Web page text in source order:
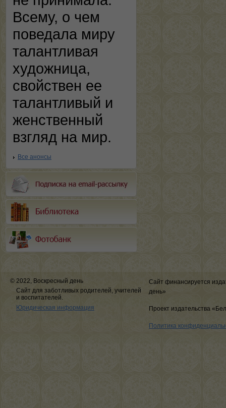
Всему, о чем
поведала миру
талантливая
художница,
свойствен ее
талантливый и
женственный
взгляд на мир.
Все анонсы
© 2022, Воскресный день
Сайт для заботливых родителей, учителей
и воспитателей.
Юридическая информация
Сайт финансируется
день»
Проект издательства
Политика